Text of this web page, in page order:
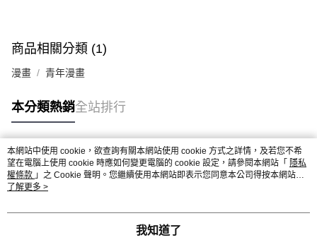
商品相關分類 (1)
漫畫 青年漫畫
本分類熱銷全站排行
熱門標籤
本網站中使用 cookie，欲查詢有關本網站使用 cookie 方式之詳情，及若您不希
望在電腦上使用 cookie 時應如何變更電腦的 cookie 設定，請參閱本網站「 隱私
權條款 」之 Cookie 聲明。您繼續使用本網站即表示您同意本公司得按本網站使
用條款之 Cookie 聲明使用 cookie。
了解更多 >
我知道了